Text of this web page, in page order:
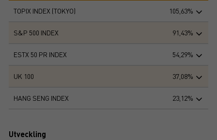
TOPIX INDEX (TOKYO) 105,63%
S&P 500 INDEX 91,43%
ESTX 50 PR INDEX 54,29%
UK 100 37,08%
HANG SENG INDEX 23,12%
Utveckling